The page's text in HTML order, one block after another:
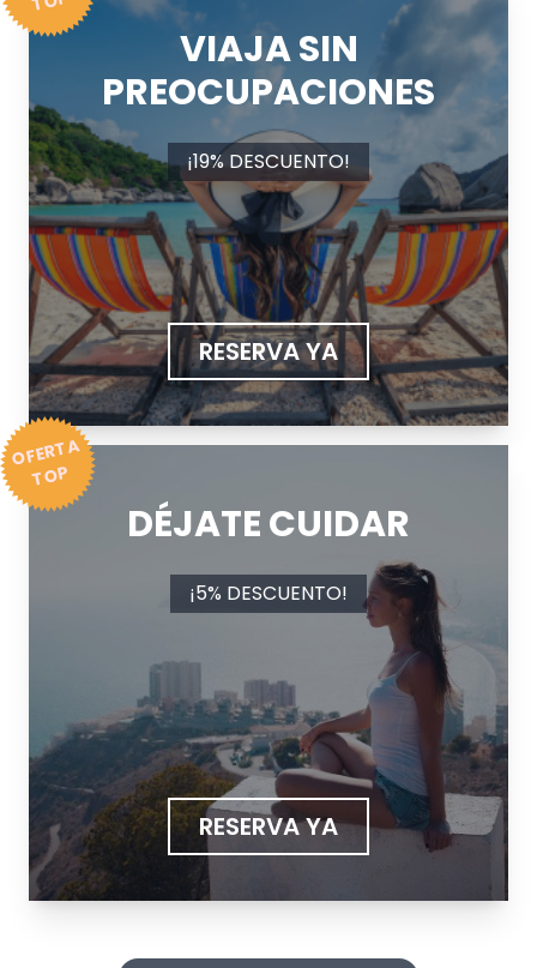
VIAJA SIN
PREOCUPACIONES
¡19% DESCUENTO!
RESERVA YA
OFER
T
A
T
OP
DÉJATE CUIDAR
¡5% DESCUENTO!
RESERVA YA